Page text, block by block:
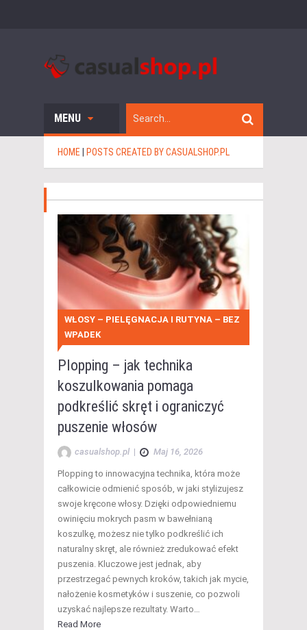
MENU
HOME POSTS CREATED BY CASUALSHOP.PL
WŁOSY – PIELĘGNACJA I RUTYNA – BEZ
WPADEK
Plopping – jak technika
koszulkowania pomaga
podkreślić skręt i ograniczyć
puszenie włosów
casualshop.pl | Maj 16, 2026
Plopping to innowacyjna technika, która może
całkowicie odmienić sposób, w jaki stylizujesz
swoje kręcone włosy. Dzięki odpowiedniemu
owinięciu mokrych pasm w bawełnianą
koszulkę, możesz nie tylko podkreślić ich
naturalny skręt, ale również zredukować efekt
puszenia. Kluczowe jest jednak, aby
przestrzegać pewnych kroków, takich jak mycie,
nałożenie kosmetyków i suszenie, co pozwoli
uzyskać najlepsze rezultaty. Warto…
Read More